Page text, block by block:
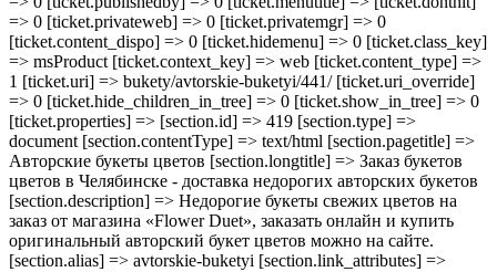
=> 0 [ticket.privateweb] => 0 [ticket.privatemgr] => 0
[ticket.content_dispo] => 0 [ticket.hidemenu] => 0 [ticket.class_key]
=> msProduct [ticket.context_key] => web [ticket.content_type] =>
1 [ticket.uri] => bukety/avtorskie-buketyi/441/ [ticket.uri_override]
=> 0 [ticket.hide_children_in_tree] => 0 [ticket.show_in_tree] => 0
[ticket.properties] => [section.id] => 419 [section.type] =>
document [section.contentType] => text/html [section.pagetitle] =>
Авторские букеты цветов [section.longtitle] => Заказ букетов
цветов в Челябинске - доставка недорогих авторских букетов
[section.description] => Недорогие букеты свежих цветов на
заказ от магазина «Flower Duet», заказать онлайн и купить
оригинальный авторский букет цветов можно на сайте.
[section.alias] => avtorskie-buketyi [section.link_attributes] =>